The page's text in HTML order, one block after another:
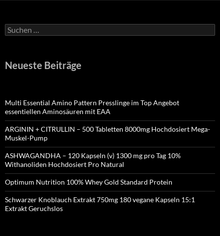
Suchen
nach:
Neueste Beiträge
Multi Essential Amino Pattern Presslinge im Top Angebot
essentiellen Aminosäuren mit EAA
ARGININ + CITRULLIN – 500 Tabletten 8000mg Hochdosiert Mega-
Muskel-Pump
ASHWAGANDHA – 120 Kapseln (v) 1300 mg pro Tag 10%
Withanoliden Hochdosiert Pro Natural
Optimum Nutrition 100% Whey Gold Standard Protein
Schwarzer Knoblauch Extrakt 750mg 180 vegane Kapseln 15:1
Extrakt Geruchslos